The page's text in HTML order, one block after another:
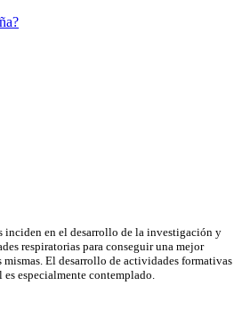
inciden en el desarrollo de la investigación y
respiratorias para conseguir una mejor
El desarrollo de actividades formativas
especialmente contemplado.